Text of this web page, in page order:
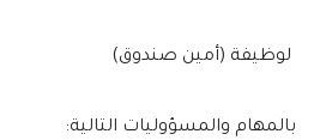
لوظيفة (أمين صندوق)
بالمهام والمسؤوليات التالية: